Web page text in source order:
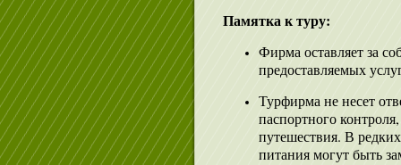
Памятка к туру:
Фирма оставляет за
предоставляемых
Турфирма не несет
паспортного
путешествия. В
питания могут быть